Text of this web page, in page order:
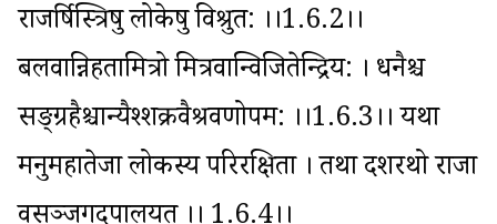
राजर्षिस्त्रिषु लोकेषु विश्रुत: ।।1.6.2।।
बलवान्निहतामित्रो मित्रवान्विजितेन्द्रिय: । धनैश्च
सङ्ग्रहैश्चान्यैश्शक्रवैश्रवणोपम: ।।1.6.3।। यथा
मनुर्महातेजा लोकस्य परिरक्षिता । तथा दशरथो राजा